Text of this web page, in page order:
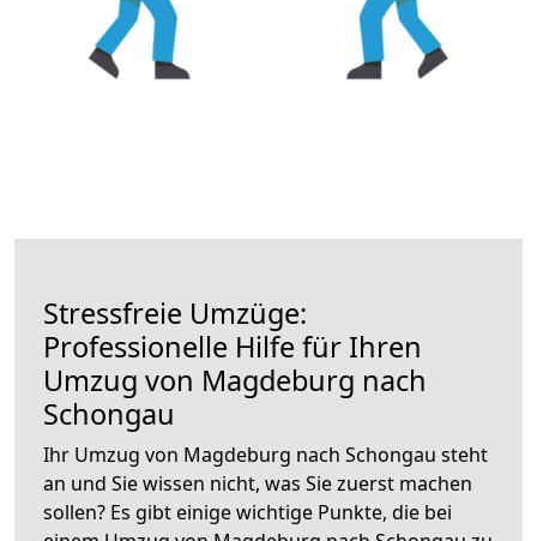
Stressfreie Umzüge:
Professionelle Hilfe für Ihren
Umzug von Magdeburg nach
Schongau
Ihr Umzug von Magdeburg nach Schongau steht
an und Sie wissen nicht, was Sie zuerst machen
sollen? Es gibt einige wichtige Punkte, die bei